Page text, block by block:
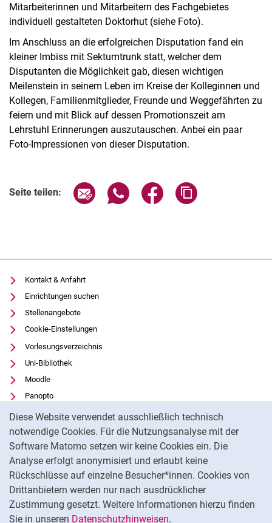
Diese Website verwendet ausschließlich technisch
notwendige Cookies. Für die Nutzungsanalyse mit der
Software Matomo setzen wir keine Cookies ein. Die
Analyse erfolgt anonymisiert und erlaubt keine
Rückschlüsse auf einzelne Besucher*innen. Cookies von
Drittanbietern werden nur nach ausdrücklicher
Zustimmung gesetzt. Weitere Informationen hierzu finden
Sie in unseren Datenschutzhinweisen.
Mitarbeiterinnen und Mitarbeitern des Fachgebietes
individuell gestalteten Doktorhut (siehe Foto).
Im Anschluss an die erfolgreichen Disputation fand ein
kleiner Imbiss mit Sektumtrunk statt, welcher dem
Disputanten die Möglichkeit gab, diesen wichtigen
Meilenstein in seinem Leben im Kreise der Kolleginnen und
Kollegen, Familienmitglieder, Freunde und Weggefährten zu
feiern und mit Blick auf dessen Promotionszeit am
Lehrstuhl Erinnerungen auszutauschen. Anbei ein paar
Foto-Impressionen von dieser Disputation.
Seite teilen: Seite über E-Mail teilen
Seite über WhatsApp teilen
Seite über Facebook
Kontakt & Anfahrt
Einrichtungen suchen
Stellenangebote
Cookie-Einstellungen
Vorlesungsverzeichnis
Uni-Bibliothek
Moodle
Panopto
Datenschutz
Barrierefreiheit
Transparenter KI-Einsatz
Impressum
Externer Link: Universität Kassel auf
Facebook(öffnet neues Fenster)
Externer Link: Universität Kassel auf
Instagram (öffnet neues Fenster)